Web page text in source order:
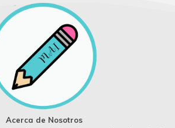
Acerca de Nosotros